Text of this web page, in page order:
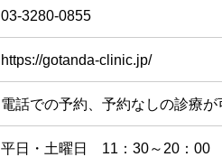
03-3280-0855
https://gotanda-clinic.jp/
電話での予約、予約なしの診療が
平日・土曜日 11：30～20：00